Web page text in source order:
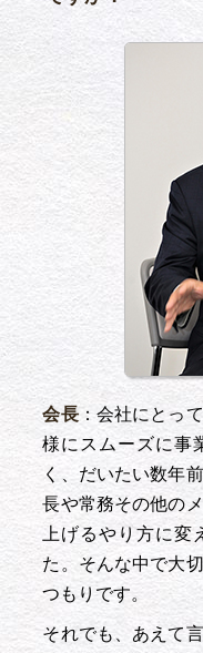
会長：会社にとっ
様にスムーズに事
く、だいたい数年
長や常務その他の
上げるやり方に変
た。そんな中で大
つもりです。
それでも、あえて